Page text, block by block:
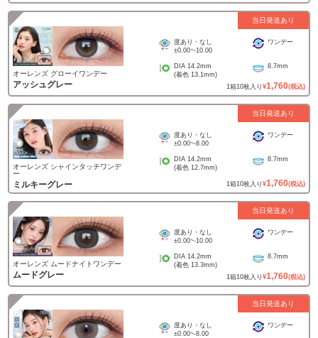
当日発送あり
オーレンズ グローイワンデー
アッシュグレー
度あり・なし
±0.00~-10.00
ワンデー
DIA 14.2mm
(着色 13.1mm)
8.7mm
1箱10枚入り ¥1,760(税込)
当日発送あり
オーレンズ シャインタッチワンデ
ー
ミルキーグレー
度あり・なし
±0.00~-8.00
ワンデー
DIA 14.2mm
(着色 12.7mm)
8.7mm
1箱10枚入り ¥1,760(税込)
当日発送あり
オーレンズ ムードナイトワンデー
ムードグレー
度あり・なし
±0.00~-10.00
ワンデー
DIA 14.2mm
(着色 13.3mm)
8.7mm
1箱10枚入り ¥1,760(税込)
当日発送あり
度あり・なし
±0.00~-8.00
ワンデー